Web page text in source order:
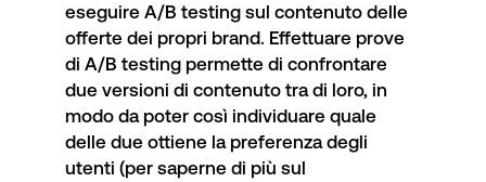
eseguire A/B testing sul contenuto delle
offerte dei propri brand. Effettuare prove
di A/B testing permette di confrontare
due versioni di contenuto tra di loro, in
modo da poter così individuare quale
delle due ottiene la preferenza degli
utenti (per saperne di più sul